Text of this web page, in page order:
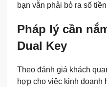
bạn vẫn phải bỏ ra số
Pháp lý cần
Dual Key
Theo đánh giá khách
hợp cho việc kinh doanh